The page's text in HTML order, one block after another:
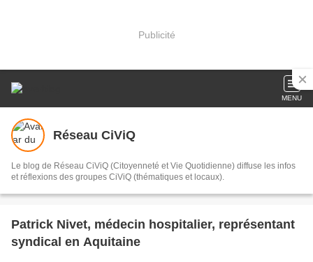
Publicité
MENU
Réseau CiViQ
Le blog de Réseau CiViQ (Citoyenneté et Vie Quotidienne) diffuse les infos
et réflexions des groupes CiViQ (thématiques et locaux).
Patrick Nivet, médecin hospitalier, représentant
syndical en Aquitaine